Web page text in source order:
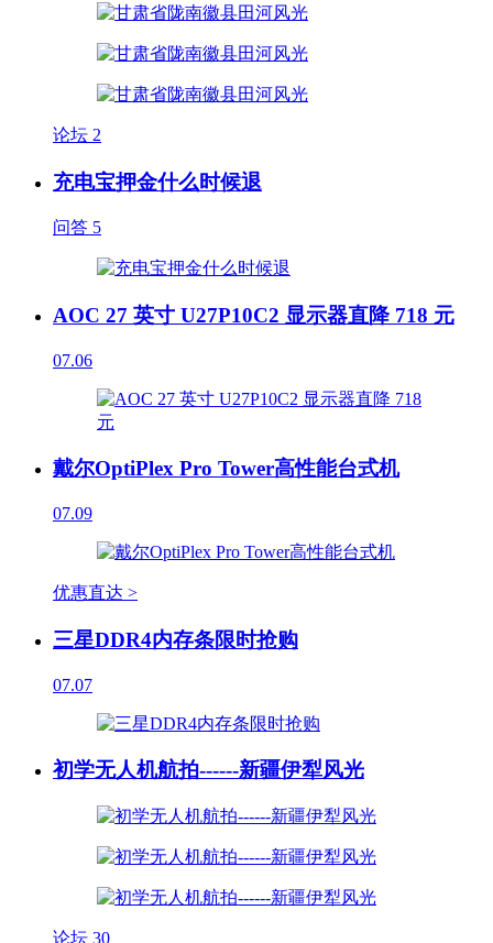
论坛 2
充电宝押金什么时候退
问答 5
AOC 27 英寸 U27P10C2 显示器直降 718 元
07.06
戴尔OptiPlex Pro Tower高性能台式机
07.09
优惠直达 >
三星DDR4内存条限时抢购
07.07
初学无人机航拍------新疆伊犁风光
论坛 30